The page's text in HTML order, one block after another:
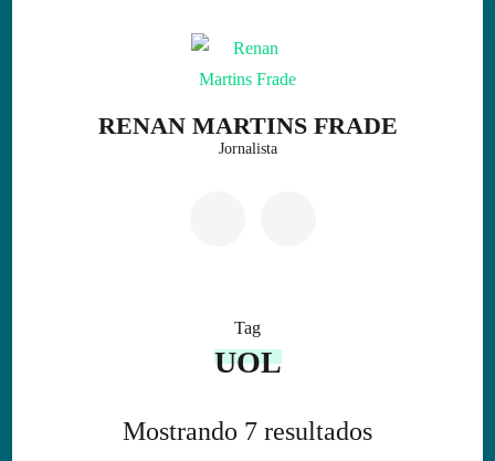
RENAN MARTINS FRADE
Jornalista
Tag
UOL
Mostrando 7 resultados